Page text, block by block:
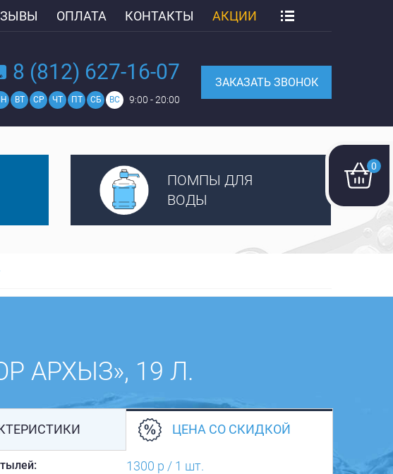
0
ОПЛАТА КОНТАКТЫ АКЦИИ
8 (812) 627-16-07
ВТ СР ЧТ ПТ СБ ВС 9:00 - 20:00
ЗАКАЗАТЬ ЗВОНОК
ПОМПЫ ДЛЯ
ВОДЫ
АРХЫЗ», 19 Л.
ЦЕНА СО СКИДКОЙ
1300 р / 1 шт.